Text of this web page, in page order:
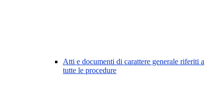
Atti e documenti di carattere generale riferiti a
tutte le procedure